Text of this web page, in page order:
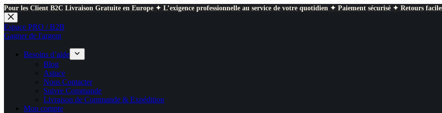
Pour les Client B2C Livraison Gratuite en Europe ✦ L’exigence professionnelle au service de votre quotidien ✦ Paiement sécurisé ✦ Retours
Passer
au
contenu
Espace PRO / B2B
Gagner de l'argent
Besoins d’aide
Blog
Astuce
Nous Contacter
Suivre Commande
Livraison de Commande & Expédition
Mon compte